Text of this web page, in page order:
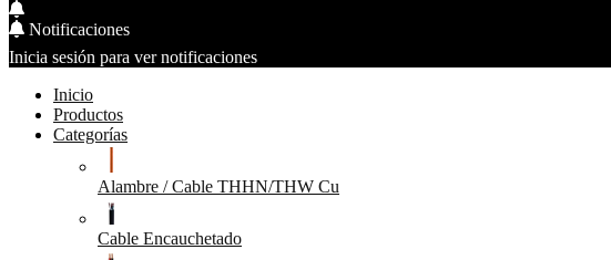
Notificaciones
Inicia sesión para ver notificaciones
Inicio
Productos
Categorías
Alambre / Cable THHN/THW Cu
Cable Encauchetado